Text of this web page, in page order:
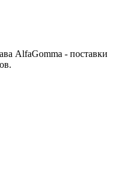
AlfaGomma - поставки